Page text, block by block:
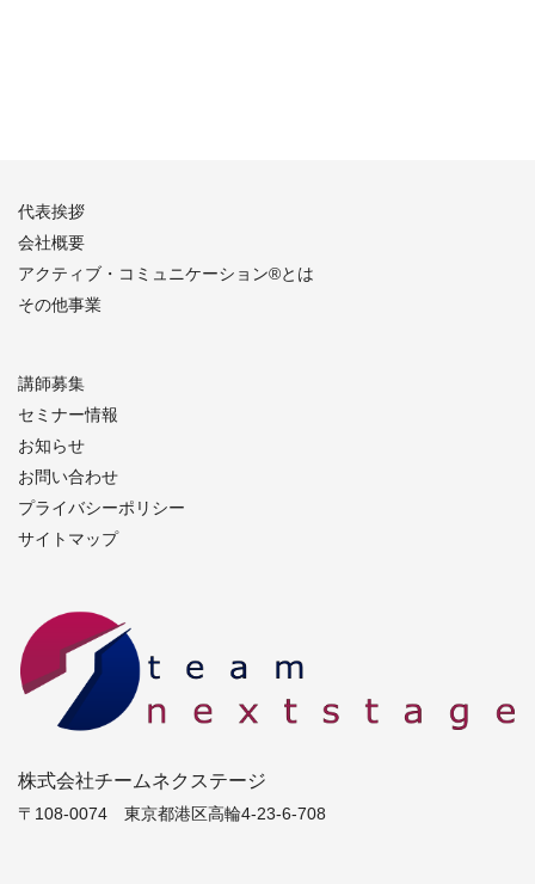
代表挨拶
会社概要
アクティブ・コミュニケーション®︎とは
その他事業
講師募集
セミナー情報
お知らせ
お問い合わせ
プライバシーポリシー
サイトマップ
株式会社チームネクステージ
〒108-0074 東京都港区高輪4-23-6-708